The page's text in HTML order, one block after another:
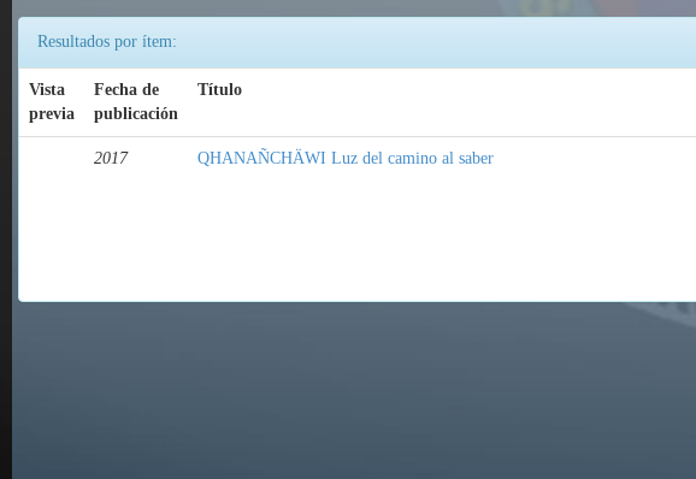
Resultados por ítem:
Vista
previa
Fecha de
publicación
Título
2017 QHANAÑCHÄWI Luz del camino al saber